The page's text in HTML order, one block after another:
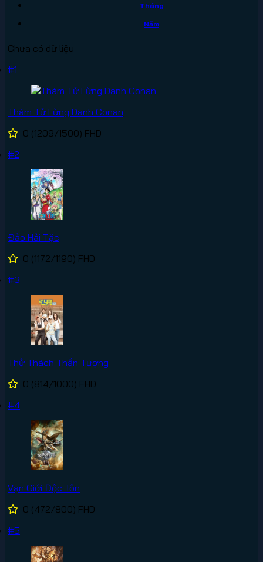
Tháng
Năm
Chưa có dữ liệu
#1
Thám Tử Lừng Danh Conan
0 (1209/1500) FHD
#2
Đảo Hải Tặc
0 (1172/1190) FHD
#3
Thử Thách Thần Tượng
0 (814/1000) FHD
#4
Vạn Giới Độc Tôn
0 (472/800) FHD
#5